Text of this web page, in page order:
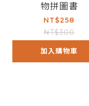
物拼圖書
NT$258
NT$300
加入購物車